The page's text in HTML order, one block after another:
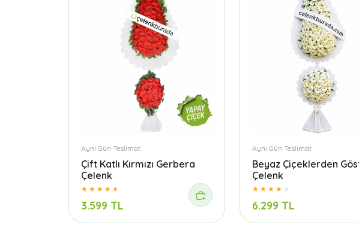
Aynı Gün Teslimat
Çift Katlı Kırmızı Gerbera
Çelenk
3.599 TL
Aynı Gün Teslimat
Beyaz Çiçeklerden
Çelenk
6.299 TL